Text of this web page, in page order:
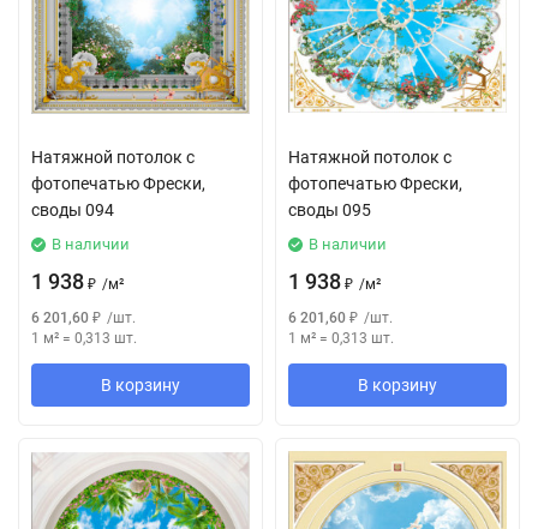
Натяжной потолок с
фотопечатью Фрески,
своды 094
В наличии
1 938 ₽ /м²
6 201,60 ₽ /шт.
1 м² = 0,313 шт.
В корзину
Натяжной потолок с
фотопечатью Фрески,
своды 095
В наличии
1 938 ₽ /м²
6 201,60 ₽ /шт.
1 м² = 0,313 шт.
В корзину